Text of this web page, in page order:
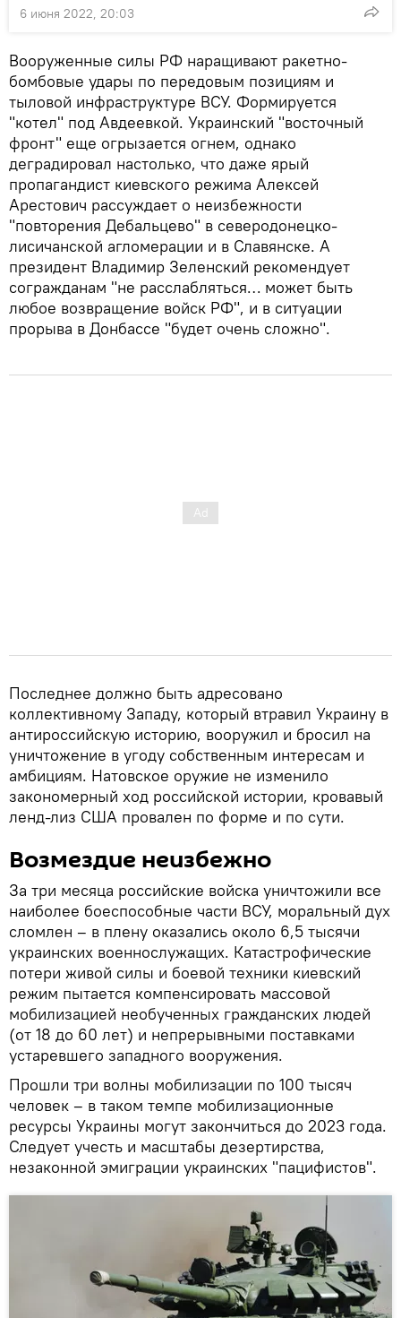
6 июня 2022, 20:03
Вооруженные силы РФ наращивают ракетно-
бомбовые удары по передовым позициям и
тыловой инфраструктуре ВСУ. Формируется
"котел" под Авдеевкой. Украинский "восточный
фронт" еще огрызается огнем, однако
деградировал настолько, что даже ярый
пропагандист киевского режима Алексей
Арестович рассуждает о неизбежности
"повторения Дебальцево" в северодонецко-
лисичанской агломерации и в Славянске. А
президент Владимир Зеленский рекомендует
согражданам "не расслабляться… может быть
любое возвращение войск РФ", и в ситуации
прорыва в Донбассе "будет очень сложно".
Последнее должно быть адресовано
коллективному Западу, который втравил Украину в
антироссийскую историю, вооружил и бросил на
уничтожение в угоду собственным интересам и
амбициям. Натовское оружие не изменило
закономерный ход российской истории, кровавый
ленд-лиз США провален по форме и по сути.
Возмездие неизбежно
За три месяца российские войска уничтожили все
наиболее боеспособные части ВСУ, моральный дух
сломлен – в плену оказались около 6,5 тысячи
украинских военнослужащих. Катастрофические
потери живой силы и боевой техники киевский
режим пытается компенсировать массовой
мобилизацией необученных гражданских людей
(от 18 до 60 лет) и непрерывными поставками
устаревшего западного вооружения.
Прошли три волны мобилизации по 100 тысяч
человек – в таком темпе мобилизационные
ресурсы Украины могут закончиться до 2023 года.
Следует учесть и масштабы дезертирства,
незаконной эмиграции украинских "пацифистов".